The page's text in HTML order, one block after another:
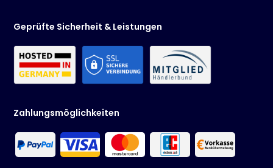
Geprüfte Sicherheit & Leistungen
Zahlungsmöglichkeiten